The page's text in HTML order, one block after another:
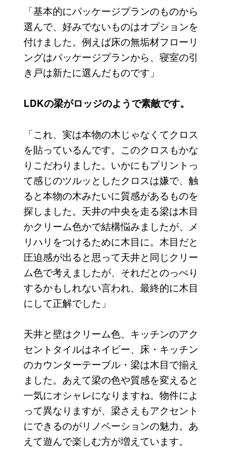
「基本的にパッケージプランのものから
選んで、好みでないものはオプションを
付けました。例えば床の無垢材フローリ
ングはパッケージプランから、寝室の引
き戸は新たに選んだものです」
LDKの梁がロッジのようで素敵です。
「これ、実は本物の木じゃなくてクロス
を貼っているんです。このクロスもかな
りこだわりました。いかにもプリントっ
て感じのツルッとしたクロスは嫌で、触
ると本物の木みたいに質感があるものを
探しました。天井の中央を走る梁は木目
かクリーム色かで結構悩みましたが、メ
リハリをつけるために木目に。木目だと
圧迫感が出ると思って天井と同じクリー
ム色で考えましたが、それだとのっぺり
するかもしれない言われ、最終的に木目
にして正解でした」
天井と壁はクリーム色、キッチンのアク
セントタイルはネイビー、床・キッチン
のカウンターテーブル・梁は木目で揃え
ました。あえて梁の色や質感を変えると
一気にオシャレになりますね。物件によ
って異なりますが、梁さえもアクセント
にできるのがリノベーションの魅力。あ
えて遊んで楽しむ方が増えています。